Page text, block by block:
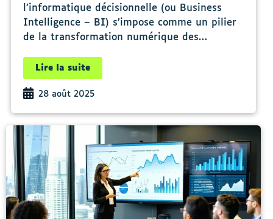
l’informatique décisionnelle (ou Business
Intelligence – BI) s’impose comme un pilier
de la transformation numérique des…
Lire la suite
28 août 2025